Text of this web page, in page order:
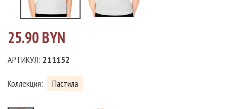
25.90 BYN
АРТИКУЛ: 211152
Коллекция: Пастила